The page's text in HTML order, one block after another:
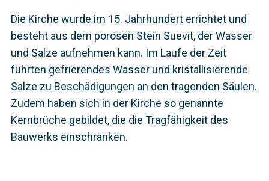
Die Kirche wurde im 15. Jahrhundert errichtet und
besteht aus dem porösen Stein Suevit, der Wasser
und Salze aufnehmen kann. Im Laufe der Zeit
führten gefrierendes Wasser und kristallisierende
Salze zu Beschädigungen an den tragenden Säulen.
Zudem haben sich in der Kirche so genannte
Kernbrüche gebildet, die die Tragfähigkeit des
Bauwerks einschränken.